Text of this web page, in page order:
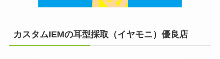
カスタムIEMの耳型採取（イヤモニ）優良店